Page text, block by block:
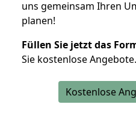
uns gemeinsam Ihren
planen!
Füllen Sie jetzt das
Sie kostenlose Angebote.
Kostenlose